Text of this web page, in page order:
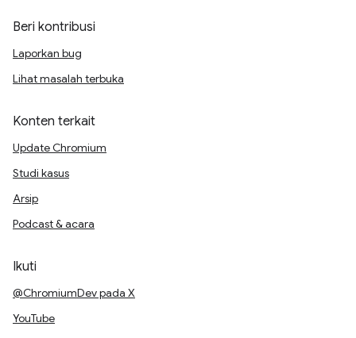
Beri kontribusi
Laporkan bug
Lihat masalah terbuka
Konten terkait
Update Chromium
Studi kasus
Arsip
Podcast & acara
Ikuti
@ChromiumDev pada X
YouTube